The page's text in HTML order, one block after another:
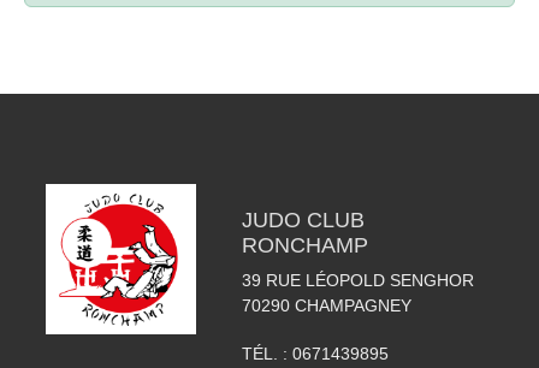
JUDO CLUB
RONCHAMP
39 RUE LÉOPOLD SENGHOR
70290 CHAMPAGNEY
TÉL. : 0671439895